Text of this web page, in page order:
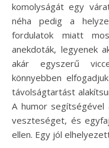
komolyságát egy
néha pedig a
fordulatok miatt
anekdoták, legyenek
akár egyszerű
könnyebben
távolságtartást
A humor segítségével
veszteséget, és
ellen. Egy jól